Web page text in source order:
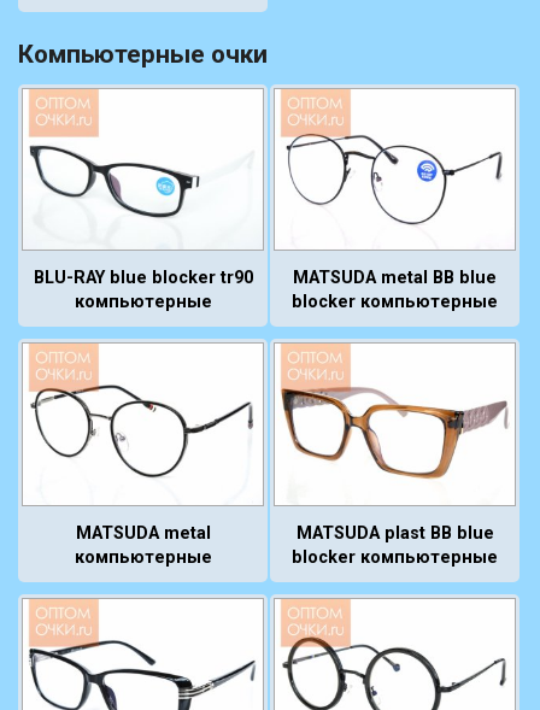
Компьютерные очки
BLU-RAY blue blocker tr90
компьютерные
MATSUDA metal BB blue
blocker компьютерные
MATSUDA metal
компьютерные
MATSUDA plast BB blue
blocker компьютерные